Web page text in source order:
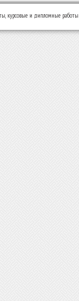
курсовые и дипломные работы